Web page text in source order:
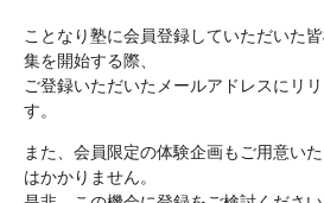
ことなり塾に会員登録していただいた
集を開始する際、
ご登録いただいたメールアドレスにリ
す。
また、会員限定の体験企画もご用意い
はかかりません。